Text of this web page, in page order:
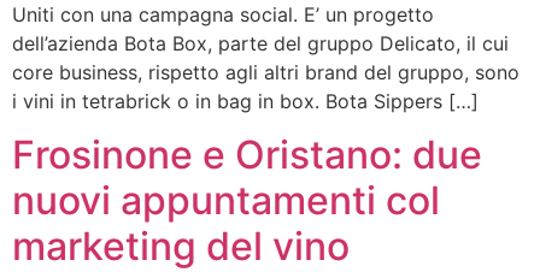
Uniti con una campagna social. E’ un progetto
dell’azienda Bota Box, parte del gruppo Delicato, il cui
core business, rispetto agli altri brand del gruppo, sono
i vini in tetrabrick o in bag in box. Bota Sippers […]
Frosinone e Oristano: due
nuovi appuntamenti col
marketing del vino